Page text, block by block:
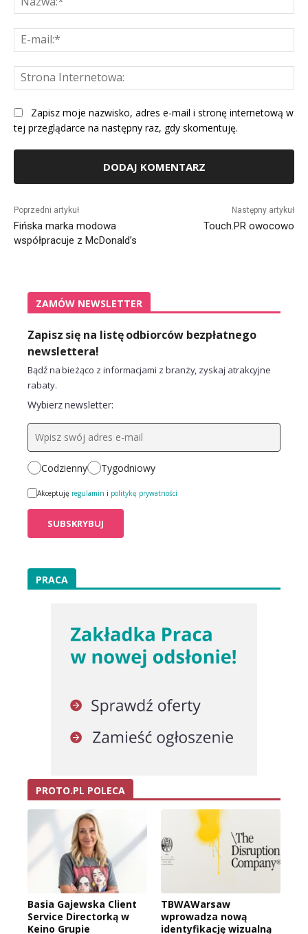
Zapisz moje nazwisko, adres e-mail i stronę internetową w
tej przeglądarce na następny raz, gdy skomentuję.
Poprzedni artykuł
Fińska marka modowa
współpracuje z McDonald’s
Następny artykuł
Touch.PR owocowo
ZAMÓW NEWSLETTER
Zapisz się na listę odbiorców bezpłatnego
newslettera!
Bądź na bieżąco z informacjami z branży, zyskaj atrakcyjne
rabaty.
Wybierz newsletter:
Codzienny Tygodniowy
Akceptuję regulamin i politykę prywatności
PRACA
PROTO.PL POLECA
Basia Gajewska Client
Service Directorką w
Keino Grupie
TBWAWarsaw
wprowadza nową
identyfikację wizualną